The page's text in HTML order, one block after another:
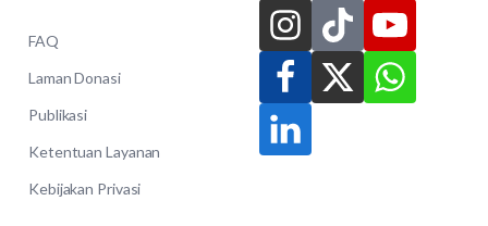
FAQ
Laman Donasi
Publikasi
Ketentuan Layanan
Kebijakan Privasi